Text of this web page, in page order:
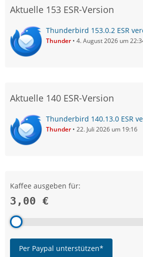
Aktuelle 153 ESR-Version
Thunderbird 153.0.2 ESR
Thunder 4. August 2026 um
Aktuelle 140 ESR-Version
Thunderbird 140.13.0 ESR
Thunder 22. Juli 2026 um 19:16
Kaffee ausgeben für:
3,00 €
Per Paypal unterstützen*